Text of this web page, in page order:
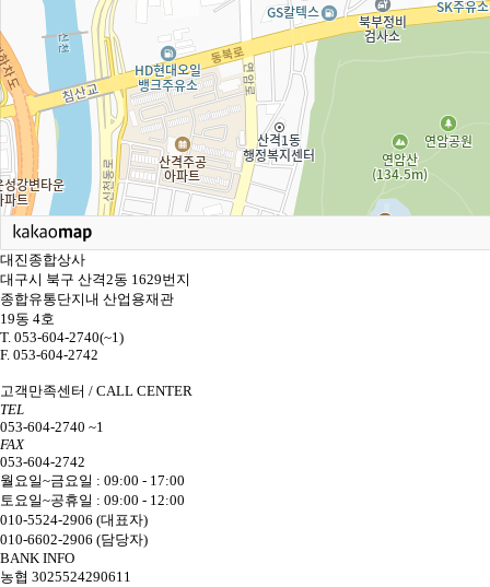
대진종합상사
대구시 북구 산격2동 1629번지
종합유통단지내 산업용재관
19동 4호
T. 053-604-2740(~1)
F. 053-604-2742
고객만족센터 / CALL CENTER
TEL
053-604-2740 ~1
FAX
053-604-2742
월요일~금요일 : 09:00 - 17:00
토요일~공휴일 : 09:00 - 12:00
010-5524-2906 (대표자)
010-6602-2906 (담당자)
BANK INFO
농협 3025524290611